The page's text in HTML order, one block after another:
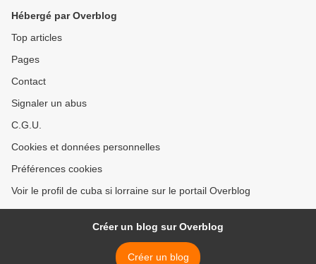
Hébergé par Overblog
Top articles
Pages
Contact
Signaler un abus
C.G.U.
Cookies et données personnelles
Préférences cookies
Voir le profil de cuba si lorraine sur le portail Overblog
Créer un blog sur Overblog
Créer un blog